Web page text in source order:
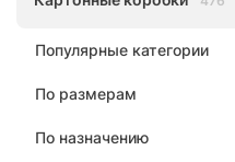
Популярные категории
По размерам
По назначению